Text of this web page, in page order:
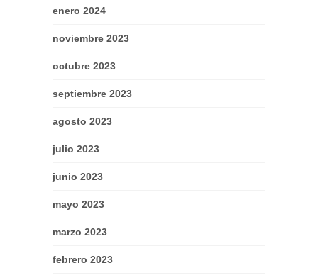
enero 2024
noviembre 2023
octubre 2023
septiembre 2023
agosto 2023
julio 2023
junio 2023
mayo 2023
marzo 2023
febrero 2023